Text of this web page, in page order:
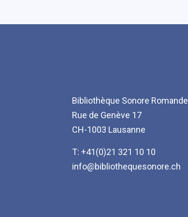
Bibliothèque Sonore Romande
Rue de Genève 17
CH-1003 Lausanne
T: +41(0)21 321 10 10
info@bibliothequesonore.ch